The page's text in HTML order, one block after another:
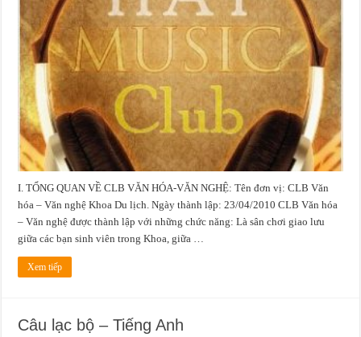
bộ
Văn
nghệ
I. TỔNG QUAN VỀ CLB VĂN HÓA-VĂN NGHỆ: Tên đơn vị: CLB Văn
hóa – Văn nghệ Khoa Du lịch. Ngày thành lập: 23/04/2010 CLB Văn hóa
– Văn nghệ được thành lập với những chức năng: Là sân chơi giao lưu
giữa các bạn sinh viên trong Khoa, giữa …
Xem tiếp
Câu lạc bộ – Tiếng Anh